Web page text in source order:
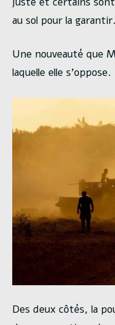
au sol pour la garantir.
Une nouveauté que
laquelle elle s’oppose.
Des deux côtés, la